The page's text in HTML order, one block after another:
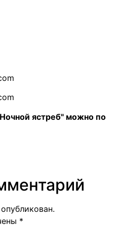
ястреб" можно по
*